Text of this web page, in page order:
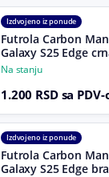
Izdvojeno iz ponude
Futrola Carbon
Galaxy S25 Edge
Na stanju
1.200 RSD sa
Izdvojeno iz ponude
Futrola Carbon
Galaxy S25 Edge